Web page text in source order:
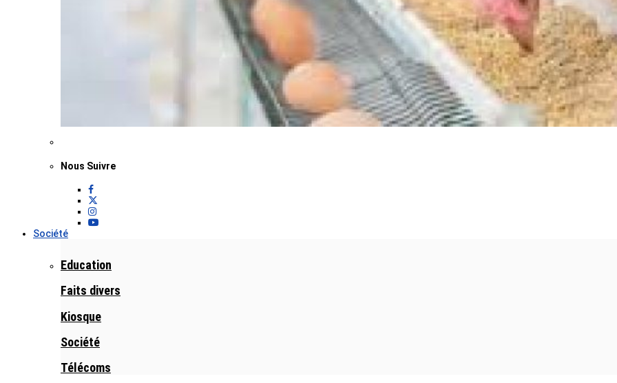
Nous Suivre
Société
Education
Faits divers
Kiosque
Société
Télécoms